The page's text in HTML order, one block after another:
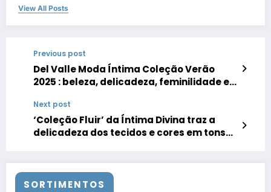
View All Posts
Previous post
Del Valle Moda Íntima Coleção Verão
2025 : beleza, delicadeza, feminilidade e
Next post
‘Coleção Fluir’ da Íntima Divina traz a
delicadeza dos tecidos e cores em tons
SORTIMENTOS